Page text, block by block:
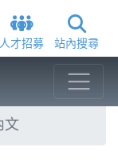
人才招募 站內搜尋
文